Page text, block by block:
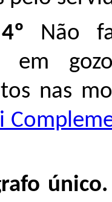
Não
em
nas
único.